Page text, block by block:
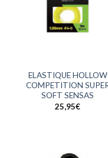
ELASTIQUE HOLLOW
COMPETITION
SOFT SENSAS
25,95€